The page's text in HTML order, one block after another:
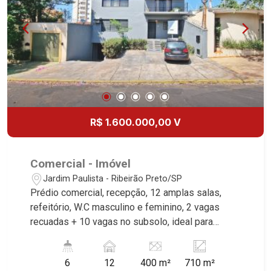
R$ 1.600.000,00 V
Comercial - Imóvel
Jardim Paulista - Ribeirão Preto/SP
Prédio comercial, recepção, 12 amplas salas,
refeitório, W.C masculino e feminino, 2 vagas
recuadas + 10 vagas no subsolo, ideal para
localização, próximo à Avenida Meira Junior.
Martinelli Imobiliária, referência no mercado
6 12 400 m² 710 m²